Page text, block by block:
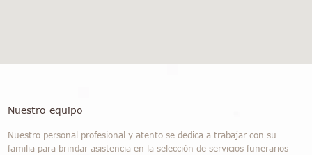
Nuestro equipo
Nuestro personal profesional y atento se dedica a trabajar con su
familia para brindar asistencia en la selección de servicios funerarios